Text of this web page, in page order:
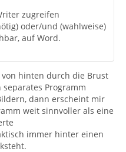
zugreifen
oder/und (wahlweise)
auf Word.
hinten durch die Brust
Programm
dann erscheint mir
weit sinnvoller als eine
immer hinter einen